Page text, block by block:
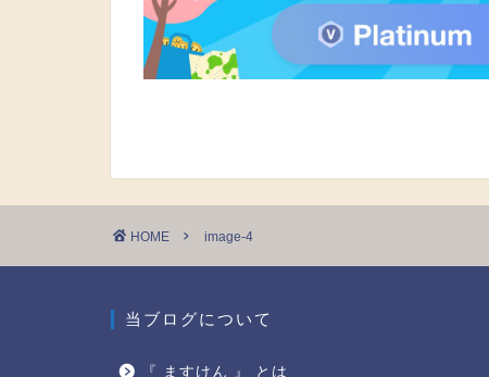
HOME image-4
当ブログについて
『 ますけん 』 とは